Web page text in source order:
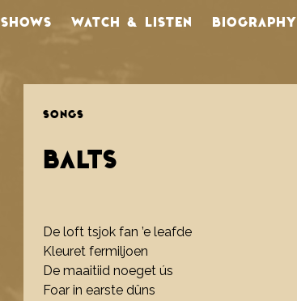
SHOWS WATCH & LISTEN BIOGRAPHY
SONGS
BALTS
De loft tsjok fan ’e leafde
Kleuret fermiljoen
De maaitiid noeget ús
Foar in earste dûns